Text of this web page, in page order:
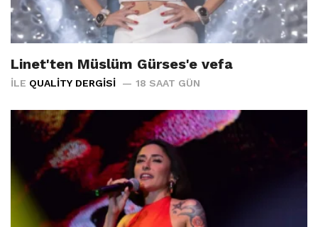
Linet'ten Müslüm Gürses'e vefa
İLE QUALITY DERGISI 18 SAAT GÜN